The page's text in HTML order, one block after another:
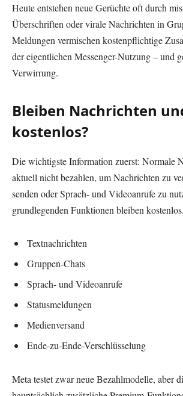
Heute entstehen neue Gerüchte oft durch
Überschriften oder virale Nachrichten in
Meldungen vermischen kostenpflichtige
der eigentlichen Messenger-Nutzung – und
Verwirrung.
Bleiben Nachrichten
kostenlos?
Die wichtigste Information zuerst: Normale
aktuell nicht bezahlen, um Nachrichten zu
senden oder Sprach- und Videoanrufe zu
grundlegenden Funktionen bleiben
Textnachrichten
Gruppen-Chats
Sprach- und Videoanrufe
Statusmeldungen
Medienversand
Ende-zu-Ende-Verschlüsselung
Meta testet zwar neue Bezahlmodelle, aber